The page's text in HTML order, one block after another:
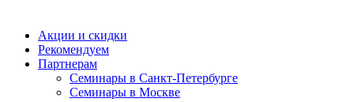
Акции и скидки
Рекомендуем
Партнерам
Семинары в Санкт-Петербурге
Семинары в Москве